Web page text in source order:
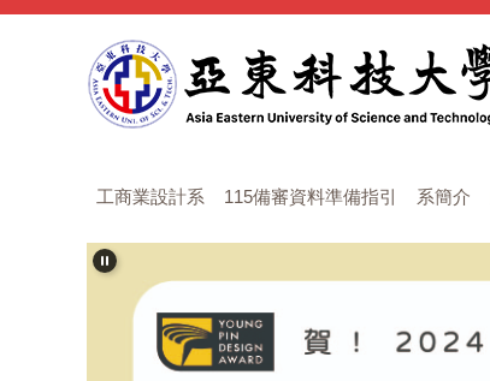
跳
工商業設計系 115備審資料準備指引 系簡介